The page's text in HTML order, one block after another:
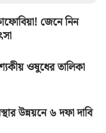
জেনে নিন
ওষুধের তালিকা
উন্নয়নে ৬ দফা দাবি